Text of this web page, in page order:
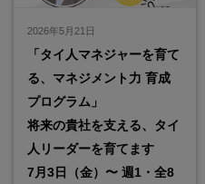
2026年5月21日
「タイ人マネジャーを育て
る、マネジメント力 育成
プログラム」
将来の貴社を支える、タイ
人リーダーを育てます
7月3日（金）〜 週1・全8